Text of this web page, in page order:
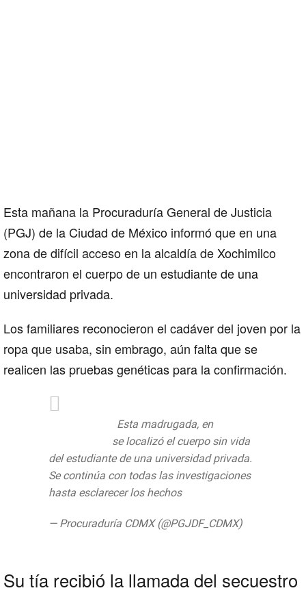
Esta mañana la Procuraduría General de Justicia
(PGJ) de la Ciudad de México informó que en una
zona de difícil acceso en la alcaldía de Xochimilco
encontraron el cuerpo de un estudiante de una
universidad privada.
Los familiares reconocieron el cadáver del joven por la
ropa que usaba, sin embrago, aún falta que se
realicen las pruebas genéticas para la confirmación.
Esta madrugada, en
se localizó el cuerpo sin vida
del estudiante de una universidad privada.
Se continúa con todas las investigaciones
hasta esclarecer los hechos
— Procuraduría CDMX (@PGJDF_CDMX)
Su tía recibió la llamada del secuestro